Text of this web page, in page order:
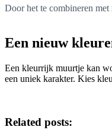
Door het te combineren
Een nieuw
Een kleurrijk muurtje kan
een uniek karakter. Kies
Related posts: